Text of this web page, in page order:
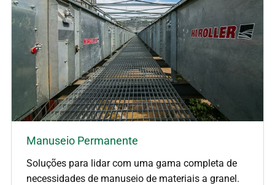
Manuseio Permanente
Soluções para lidar com uma gama completa de
necessidades de manuseio de materiais a granel.